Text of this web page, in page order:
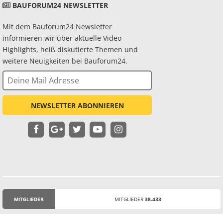
BAUFORUM24 NEWSLETTER
Mit dem Bauforum24 Newsletter
informieren wir über aktuelle Video
Highlights, heiß diskutierte Themen und
weitere Neuigkeiten bei Bauforum24.
NEWSLETTER ABONNIEREN
MITGLIEDER MITGLIEDER 38.433